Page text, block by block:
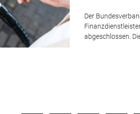
Der
abgeschlossen.